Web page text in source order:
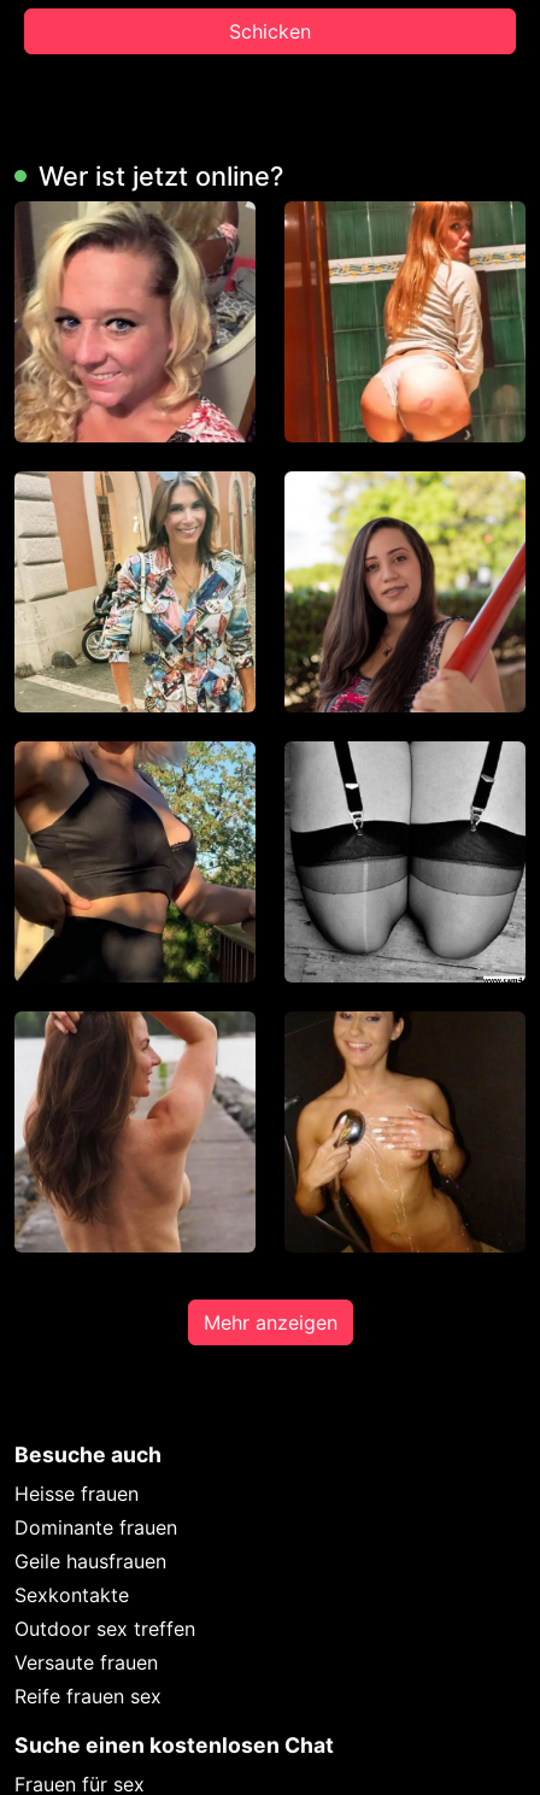
Schicken
Wer ist jetzt online?
Mehr anzeigen
Besuche auch
Heisse frauen
Dominante frauen
Geile hausfrauen
Sexkontakte
Outdoor sex treffen
Versaute frauen
Reife frauen sex
Suche einen kostenlosen Chat
Frauen für sex